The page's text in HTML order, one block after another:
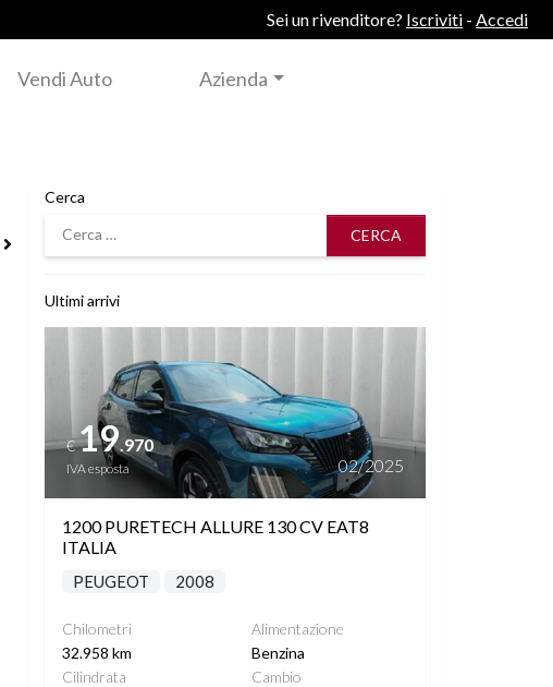
Sei un rivenditore? Iscriviti - Accedi
Vendi Auto Azienda
Cerca
Cerca
Ultimi arrivi
€19.970
IVA esposta 02/2025
1200 PURETECH ALLURE 130 CV EAT8
ITALIA
PEUGEOT 2008
Chilometri
32.958 km
Alimentazione
Benzina
Cilindrata
Cambio